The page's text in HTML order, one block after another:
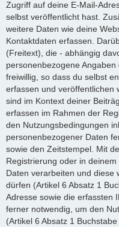
Zugriff auf deine E-Mail-
selbst veröffentlicht hast.
weitere Daten wie deine
Kontaktdaten erfassen.
(Freitext), die - abhängig
personenbezogene
freiwillig, so dass du selbst
erfassen und veröffentlichen
sind im Kontext deiner
erfassen im Rahmen der
den Nutzungsbedingungen
personenbezogener Daten
sowie den Zeitstempel. Mit
Registrierung oder in
Daten verarbeiten und diese
dürfen (Artikel 6 Absatz 1
Adresse sowie die erfassten
ferner notwendig, um den
(Artikel 6 Absatz 1